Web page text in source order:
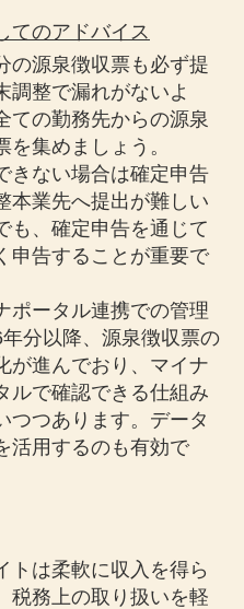
てのアドバイス
の源泉徴収票も必ず提
調整で漏れがないよ
ての勤務先からの源泉
を集めましょう。
きない場合は確定申告
本業先へ提出が難しい
も、確定申告を通じて
申告することが重要で
ポータル連携での管理
分以降、源泉徴収票の
が進んでおり、マイナ
ルで確認できる仕組み
つつあります。データ
活用するのも有効で
トは柔軟に収入を得ら
税務上の取り扱いを軽